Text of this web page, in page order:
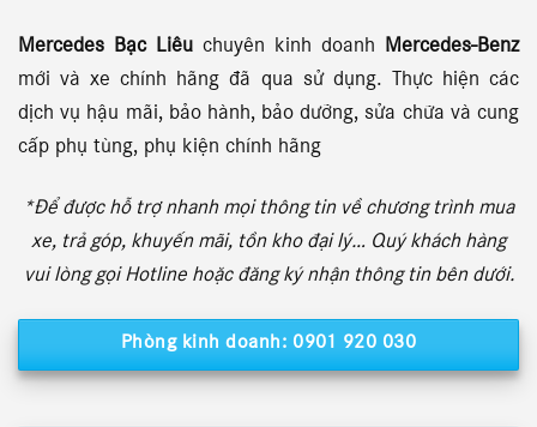
Mercedes Bạc Liêu chuyên kinh doanh
Mercedes-Benz
mới và xe chính hãng đã qua sử dụng. Thực hiện các
dịch vụ hậu mãi, bảo hành, bảo dưỡng, sửa chữa và cung
cấp phụ tùng, phụ kiện chính hãng
*Để được hỗ trợ nhanh mọi thông tin về chương trình mua
xe, trả góp, khuyến mãi, tồn kho đại lý… Quý khách hàng
vui lòng gọi Hotline hoặc đăng ký nhận thông tin bên dưới.
Phòng kinh doanh: 0901 920 030